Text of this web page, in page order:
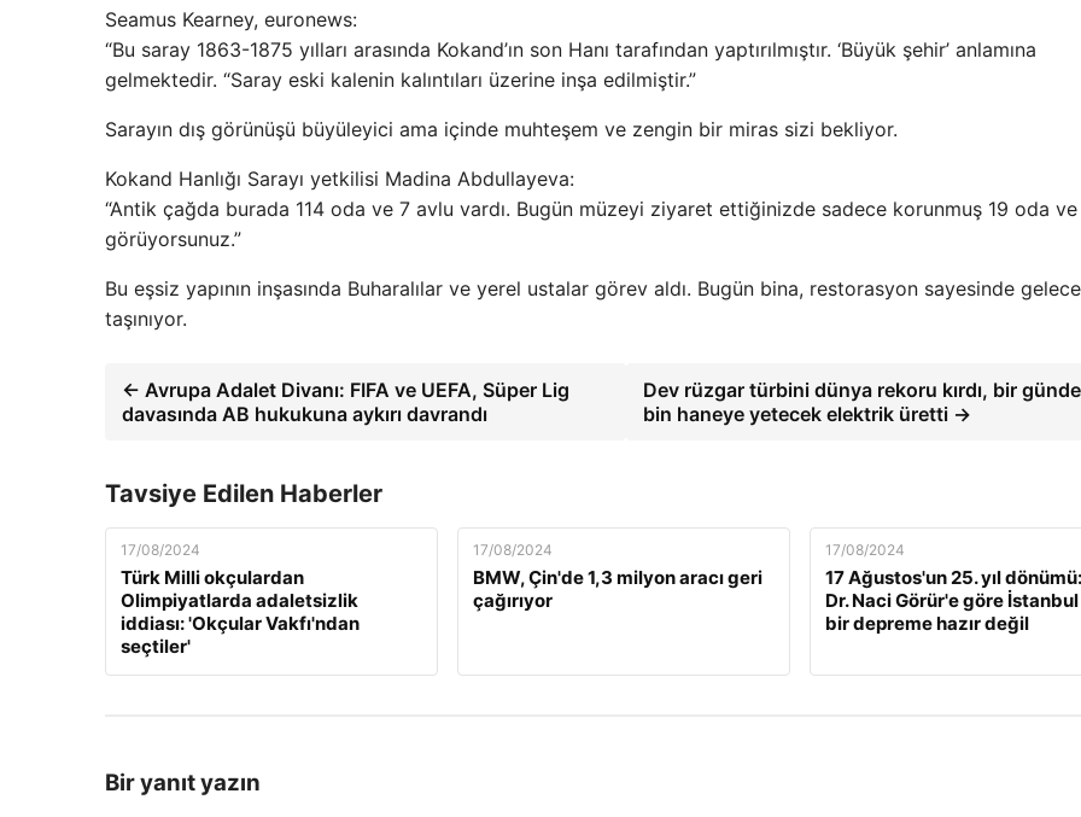
Seamus Kearney, euronews:
“Bu saray 1863-1875 yılları arasında Kokand’ın son Hanı tarafından yaptırılmıştır. ‘Büyük şehir’ anlamına
gelmektedir. “Saray eski kalenin kalıntıları üzerine inşa edilmiştir.”
Sarayın dış görünüşü büyüleyici ama içinde muhteşem ve zengin bir miras sizi bekliyor.
Kokand Hanlığı Sarayı yetkilisi Madina Abdullayeva:
“Antik çağda burada 114 oda ve 7 avlu vardı. Bugün müzeyi ziyaret ettiğinizde sadece korunmuş 19 oda
görüyorsunuz.”
Bu eşsiz yapının inşasında Buharalılar ve yerel ustalar görev aldı. Bugün bina, restorasyon sayesinde
taşınıyor.
← Avrupa Adalet Divanı: FIFA ve UEFA, Süper Lig
davasında AB hukukuna aykırı davrandı
Dev rüzgar türbini dünya rekoru kırdı, bir
bin haneye yetecek elektrik üretti →
Tavsiye Edilen Haberler
17/08/2024
Türk Milli okçulardan
Olimpiyatlarda adaletsizlik
iddiası: 'Okçular Vakfı'ndan
seçtiler'
17/08/2024
BMW, Çin'de 1,3 milyon aracı geri
çağırıyor
17/08/2024
17 Ağustos'un 25. yıl
Dr. Naci Görür'e göre
bir depreme hazır değil
Bir yanıt yazın